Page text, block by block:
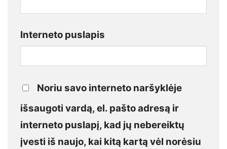
Interneto puslapis
Noriu savo interneto naršyklėje
išsaugoti vardą, el. pašto adresą ir
interneto puslapį, kad jų nebereiktų
įvesti iš naujo, kai kitą kartą vėl norėsiu